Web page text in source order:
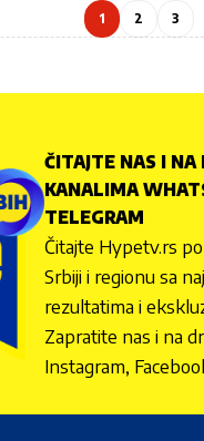
1 2 3
ČITAJTE NAS I NA
KANALIMA
TELEGRAM
Čitajte Hypetv.rs
Srbiji i regionu sa
rezultatima i
Zapratite nas i na
Instagram,